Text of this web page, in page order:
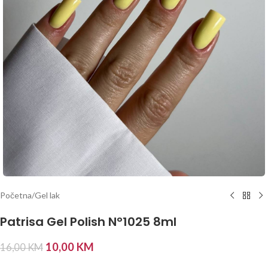
Početna/Gel lak
Patrisa Gel Polish N°1025 8ml
16,00KM 10,00 KM